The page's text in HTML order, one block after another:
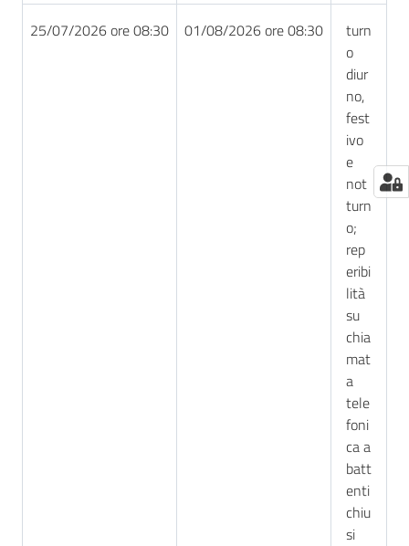
25/07/2026 ore 08:30 01/08/2026 ore 08:30
turn
o
diur
no,
fest
ivo
e
not
turn
o;
rep
eribi
lità
su
chia
mat
a
tele
foni
ca a
batt
enti
chiu
si